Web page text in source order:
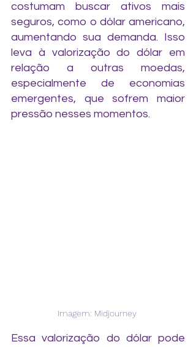
costumam buscar ativos mais
seguros, como o dólar americano,
aumentando sua demanda. Isso
leva à valorização do dólar em
relação a outras moedas,
especialmente de economias
emergentes, que sofrem maior
pressão nesses momentos.
Imagem: Midjourney
Essa valorização do dólar pode